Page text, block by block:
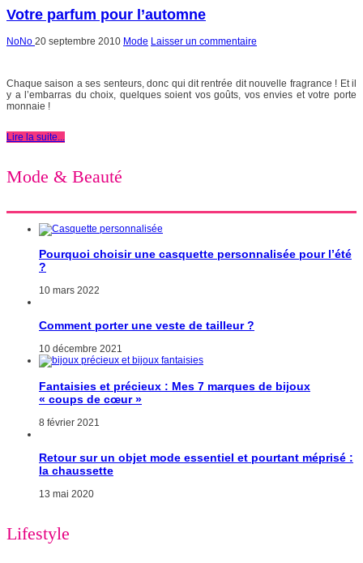
Votre parfum pour l’automne
NoNo 20 septembre 2010 Mode Laisser un commentaire
Chaque saison a ses senteurs, donc qui dit rentrée dit nouvelle fragrance ! Et il
y a l’embarras du choix, quelques soient vos goûts, vos envies et votre porte
monnaie !
Lire la suite...
Mode & Beauté
Pourquoi choisir une casquette personnalisée pour l’été
?
10 mars 2022
Comment porter une veste de tailleur ?
10 décembre 2021
Fantaisies et précieux : Mes 7 marques de bijoux
« coups de cœur »
8 février 2021
Retour sur un objet mode essentiel et pourtant méprisé :
la chaussette
13 mai 2020
Lifestyle